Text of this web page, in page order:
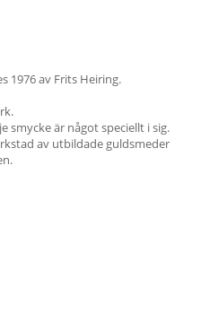
1976 av Frits Heiring.
smycke är något speciellt i sig.
av utbildade guldsmeder